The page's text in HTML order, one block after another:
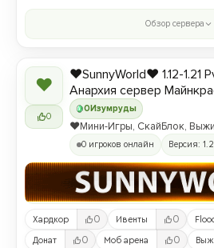
Обзор сервера
❤
0
0 Изумруды
❤️SunnyWorld❤️ 1.12-1.21
Анархия сервер
❤️Мини-Игры, СкайБлок,
0 игроков онлайн Версия:
Хардкор 0 Ивенты 0
Донат 0 Моб арена 0